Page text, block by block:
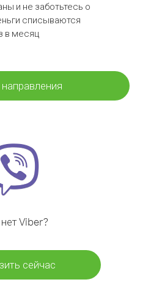
и не заботьтесь о
списываются
в месяц
Viber?
сейчас